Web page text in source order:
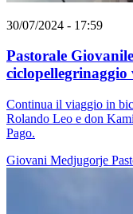
30/07/2024 - 17:59
Pastorale
Continua il viaggio in
Rolando Leo e don
Pago.
Giovani Medjugorje